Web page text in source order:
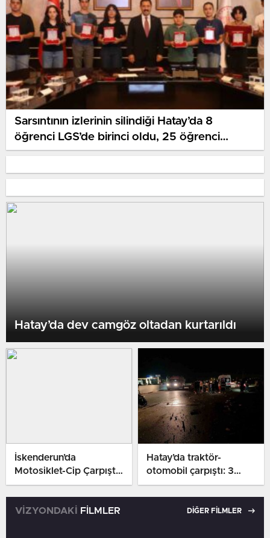
Sarsıntının izlerinin silindiği Hatay’da 8
öğrenci LGS’de birinci oldu, 25 öğrenci
YKS’de birinci binde yer aldı
Hatay’da dev camgöz oltadan kurtarıldı
İskenderun’da
Motosiklet-Cip Çarpıştı:
2 Yaralı
Hatay’da traktör-
otomobil çarpıştı: 3
yaralı
VİZYONDAKİ FİLMLER DİĞER FİLMLER